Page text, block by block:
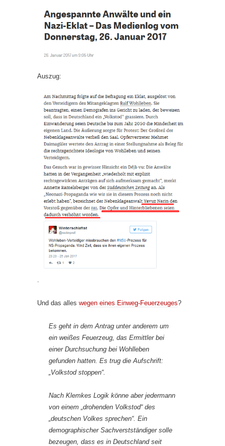
Auszug:
Und das alles wegen eines Einweg-Feuerzeuges?
Es geht in dem Antrag unter anderem um
ein weißes Feuerzeug, das Ermittler bei
einer Durchsuchung bei Wohlleben
gefunden hatten. Es trug die Aufschrift:
„Volkstod stoppen“.
Nach Klemkes Logik könne aber jedermann
von einem „drohenden Volkstod“ des
„deutschen Volkes sprechen“. Ein
demographischer Sachverstständiger solle
bezeugen, dass es in Deutschland seit